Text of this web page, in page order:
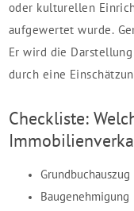
oder kulturellen
aufgewertet wurde.
Er wird die
durch eine
Checkliste:
Grundbuchauszug
Baugenehmigung